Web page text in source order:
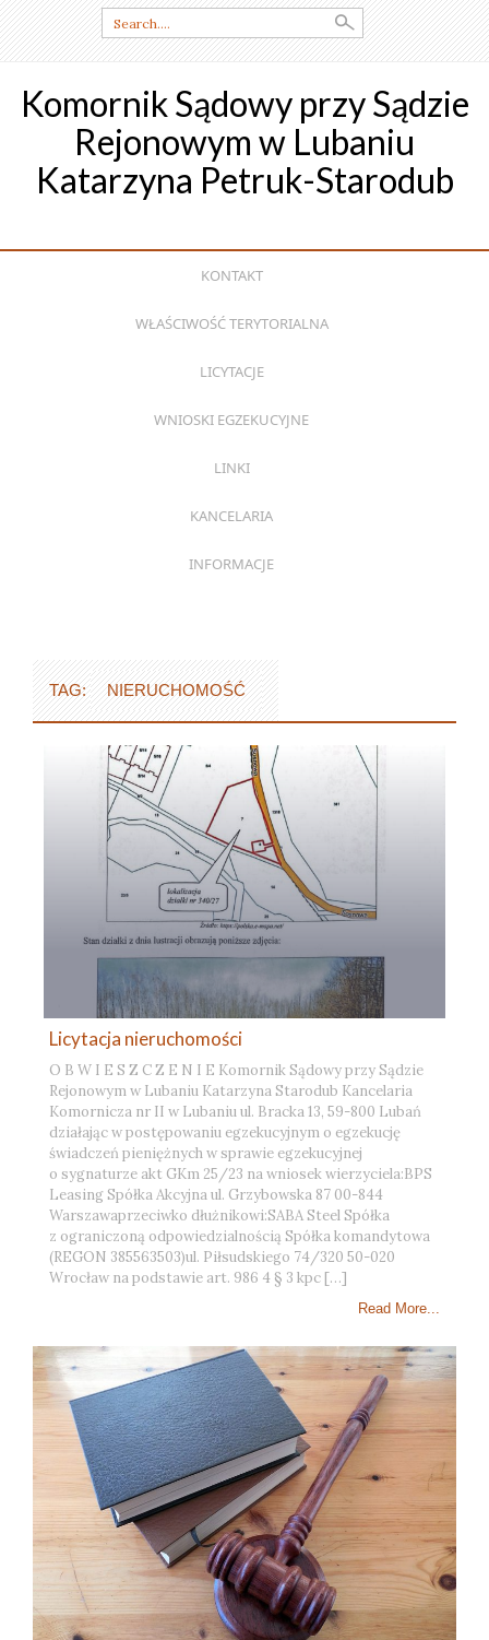
Search
for:
Komornik Sądowy przy Sądzie
Rejonowym w Lubaniu
Katarzyna Petruk-Starodub
KONTAKT
WŁAŚCIWOŚĆ TERYTORIALNA
LICYTACJE
WNIOSKI EGZEKUCYJNE
LINKI
KANCELARIA
INFORMACJE
TAG: NIERUCHOMOŚĆ
Licytacja nieruchomości
O B W I E S Z C Z E N I E Komornik Sądowy przy Sądzie
Rejonowym w Lubaniu Katarzyna Starodub Kancelaria
Komornicza nr II w Lubaniu ul. Bracka 13, 59-800 Lubań
działając w postępowaniu egzekucyjnym o egzekucję
świadczeń pieniężnych w sprawie egzekucyjnej
o sygnaturze akt GKm 25/23 na wniosek wierzyciela:BPS
Leasing Spółka Akcyjna ul. Grzybowska 87 00-844
Warszawaprzeciwko dłużnikowi:SABA Steel Spółka
z ograniczoną odpowiedzialnością Spółka komandytowa
(REGON 385563503)ul. Piłsudskiego 74/320 50-020
Wrocław na podstawie art. 986 4 § 3 kpc […]
Read More...